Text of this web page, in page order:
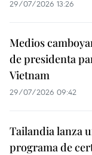
29/07/2026 13:26
Medios
de presidenta
Vietnam
29/07/2026 09:42
Tailandia lanza
programa de